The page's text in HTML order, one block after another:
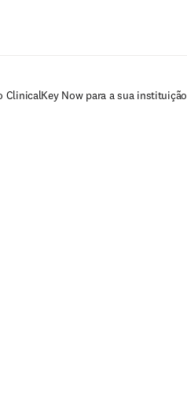
ClinicalKey Now para a sua instituição